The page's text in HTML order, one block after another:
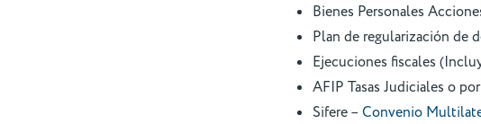
Bienes Personales
Plan de regularización de
Ejecuciones fiscales
AFIP Tasas Judiciales o
Sifere – Convenio